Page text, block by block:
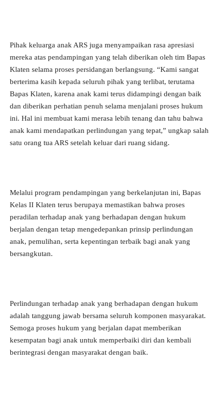
Pihak keluarga anak ARS juga menyampaikan rasa apresiasi
mereka atas pendampingan yang telah diberikan oleh tim Bapas
Klaten selama proses persidangan berlangsung. “Kami sangat
berterima kasih kepada seluruh pihak yang terlibat, terutama
Bapas Klaten, karena anak kami terus didampingi dengan baik
dan diberikan perhatian penuh selama menjalani proses hukum
ini. Hal ini membuat kami merasa lebih tenang dan tahu bahwa
anak kami mendapatkan perlindungan yang tepat,” ungkap salah
satu orang tua ARS setelah keluar dari ruang sidang.
Melalui program pendampingan yang berkelanjutan ini, Bapas
Kelas II Klaten terus berupaya memastikan bahwa proses
peradilan terhadap anak yang berhadapan dengan hukum
berjalan dengan tetap mengedepankan prinsip perlindungan
anak, pemulihan, serta kepentingan terbaik bagi anak yang
bersangkutan.
Perlindungan terhadap anak yang berhadapan dengan hukum
adalah tanggung jawab bersama seluruh komponen masyarakat.
Semoga proses hukum yang berjalan dapat memberikan
kesempatan bagi anak untuk memperbaiki diri dan kembali
berintegrasi dengan masyarakat dengan baik.